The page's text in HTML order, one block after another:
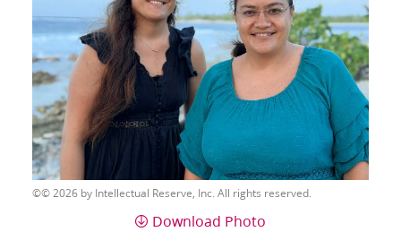
© 2026 by Intellectual Reserve, Inc. All rights reserved.
Download Photo